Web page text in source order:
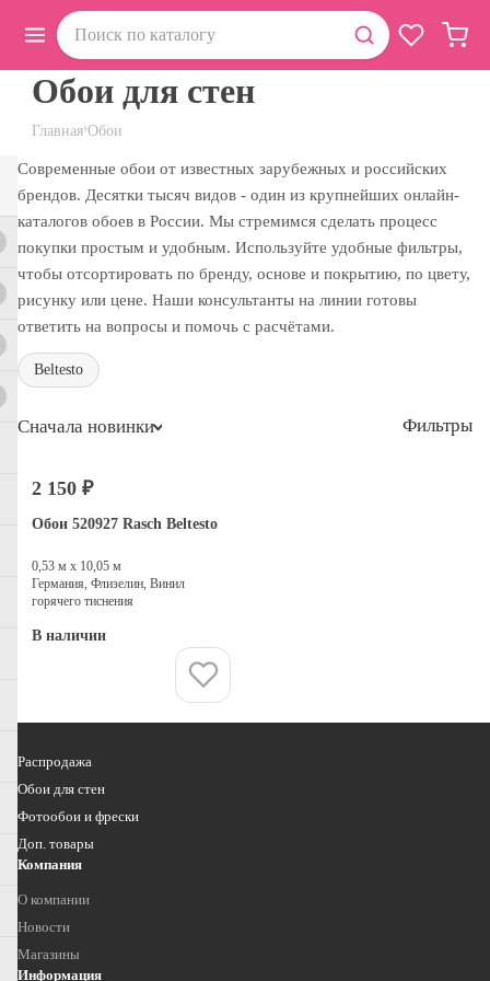
Главная›Обои
Обои для стен
Современные обои от известных зарубежных и российских
брендов. Десятки тысяч видов - один из крупнейших онлайн-
каталогов обоев в России. Мы стремимся сделать процесс
покупки простым и удобным. Используйте удобные фильтры,
чтобы отсортировать по бренду, основе и покрытию, по цвету,
рисунку или цене. Наши консультанты на линии готовы
ответить на вопросы и помочь с расчётами.
Beltesto
Сначала новинки Фильтры
2 150 ₽
Обои 520927 Rasch Beltesto
0,53 м х 10,05 м
Германия, Флизелин, Винил
горячего тиснения
В наличии
Распродажа
Обои для стен
Фотообои и фрески
Доп. товары
Компания
О компании
Новости
Магазины
Информация